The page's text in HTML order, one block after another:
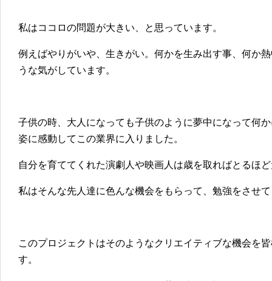
私はココロの問題が大きい、と思っています。
例えばやりがいや、生きがい。何かを生み出す事、何か
うな気がしています。
子供の時、大人になっても子供のように夢中になって何
姿に感動してこの業界に入りました。
自分を育ててくれた演劇人や映画人は歳を取ればとるほ
私はそんな先人達に色んな機会をもらって、勉強をさせ
このプロジェクトはそのようなクリエイティブな機会を
す。